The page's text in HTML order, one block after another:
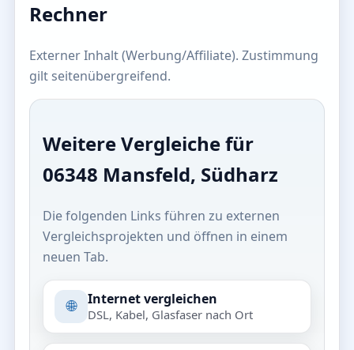
Rechner
Externer Inhalt (Werbung/Affiliate). Zustimmung
gilt seitenübergreifend.
Weitere Vergleiche für
06348 Mansfeld, Südharz
Die folgenden Links führen zu externen
Vergleichsprojekten und öffnen in einem
neuen Tab.
🌐 Internet vergleichen
DSL, Kabel, Glasfaser nach Ort